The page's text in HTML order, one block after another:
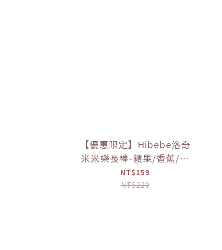
【優惠限定】Hibebe洛奇
米米樂長棒-蘋果/香蕉/花
椰菜/紫薯 30g (7M+)｜草
莓牛奶 40g (12M+)
NT$159
NT$220